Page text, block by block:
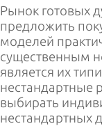
Рынок готовых
предложить
моделей
существенным
является их
нестандартные
выбирать
нестандартных